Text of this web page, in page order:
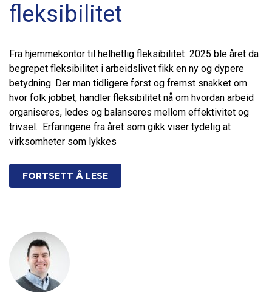
fleksibilitet
Fra hjemmekontor til helhetlig fleksibilitet 2025 ble året da
begrepet fleksibilitet i arbeidslivet fikk en ny og dypere
betydning. Der man tidligere først og fremst snakket om
hvor folk jobbet, handler fleksibilitet nå om hvordan arbeid
organiseres, ledes og balanseres mellom effektivitet og
trivsel. Erfaringene fra året som gikk viser tydelig at
virksomheter som lykkes
FORTSETT Å LESE